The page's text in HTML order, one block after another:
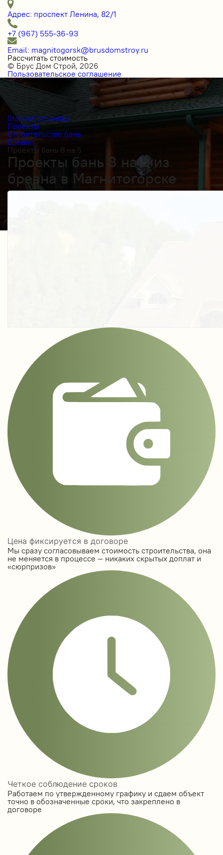
Адрес: проспект Ленина, 82/1
+7 (967) 555-36-93
Email: magnitogorsk@brusdomstroy.ru
Рассчитать стоимость
© Брус Дом Строй, 2026
Пользовательское соглашение
Главная страница
Проекты
Строительство бань
Бревно
Проекты бань 8 на 5
Проекты бань 8 на 5 из
бревна в Магнитогорске
Получить косультацию
Цена фиксируется в договоре
Мы сразу согласовываем стоимость строительства, она
не меняется в процессе — никаких скрытых доплат и
«сюрпризов»
Четкое соблюдение сроков
Работаем по утвержденному графику и сдаем объект
точно в обозначенные сроки, что закреплено в
договоре